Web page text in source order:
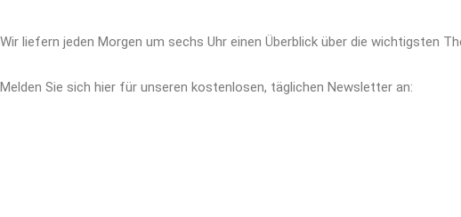
Wir liefern jeden Morgen um sechs Uhr einen Überblick über die wichtigsten
Melden Sie sich hier für unseren kostenlosen, täglichen Newsletter an: